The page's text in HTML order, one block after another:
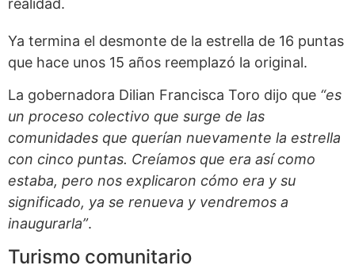
realidad.
Ya termina el desmonte de la estrella de 16 puntas
que hace unos 15 años reemplazó la original.
La gobernadora Dilian Francisca Toro dijo que “es
un proceso colectivo que surge de las
comunidades que querían nuevamente la estrella
con cinco puntas. Creíamos que era así como
estaba, pero nos explicaron cómo era y su
significado, ya se renueva y vendremos a
inaugurarla”.
Turismo comunitario